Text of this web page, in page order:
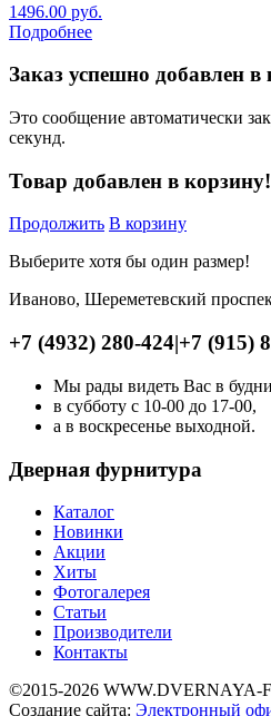
1496.00 руб.
Подробнее
Заказ успешно добавлен в
Это сообщение автоматически
секунд.
Товар добавлен в корзину!
Продолжить В корзину
Выберите хотя бы один размер!
Иваново, Шереметевский
+7 (4932) 280-424|+7 (915)
Мы рады видеть Вас в
в субботу с 10-00 до 17-00,
а в воскресенье выходной.
Дверная фурнитура
Каталог
Новинки
Акции
Хиты
Фотогалерея
Статьи
Производители
Контакты
©2015-2026 WWW.DVERNAYA-
Создание сайта: Электронный